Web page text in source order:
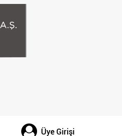
Üye Girişi